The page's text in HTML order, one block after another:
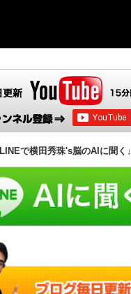
LINEで横田秀珠's脳のAIに聞く↓